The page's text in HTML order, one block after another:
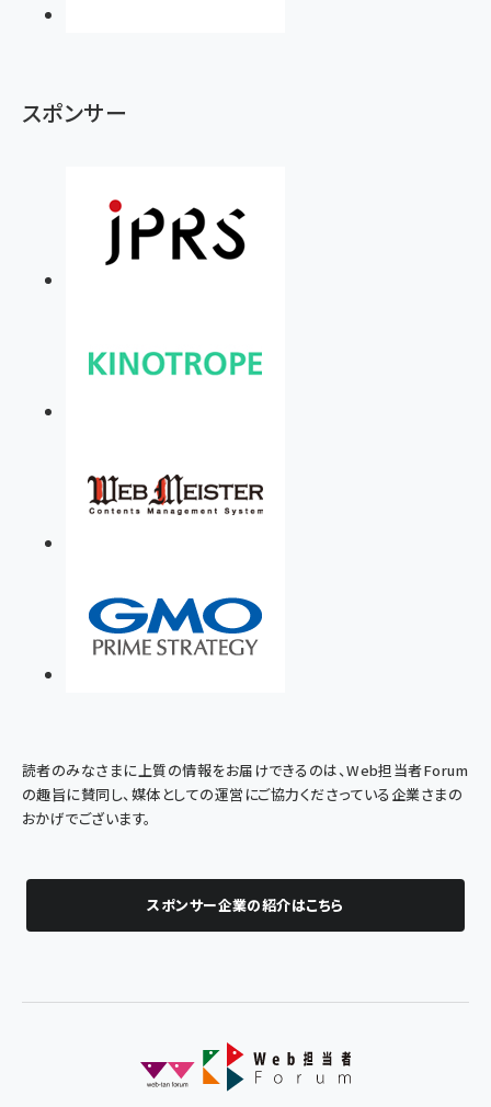
スポンサー
読者のみなさまに上質の情報をお届けできるのは、Web担当者Forum
の趣旨に賛同し、媒体としての運営にご協力くださっている企業さまの
おかげでございます。
スポンサー企業の紹介はこちら